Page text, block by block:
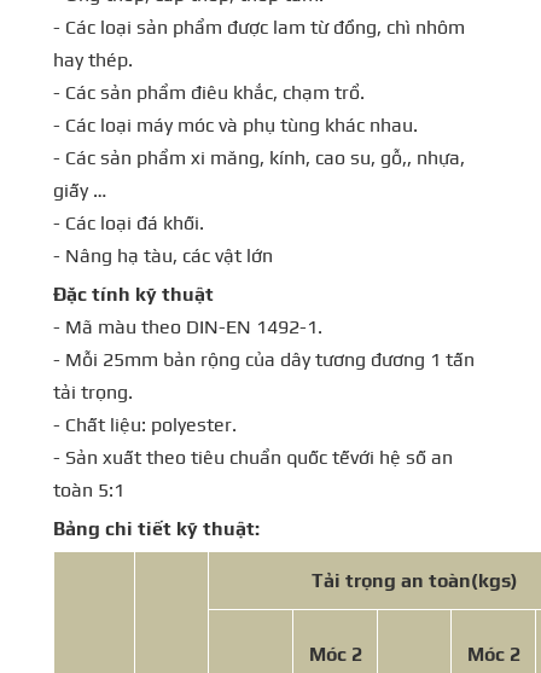
- Các loại sản phẩm được lam từ đồng, chì nhôm
hay thép.
- Các sản phẩm điêu khắc, chạm trổ.
- Các loại máy móc và phụ tùng khác nhau.
- Các sản phẩm xi măng, kính, cao su, gỗ,, nhựa,
giấy …
- Các loại đá khối.
- Nâng hạ tàu, các vật lớn
Đặc tính kỹ thuật
- Mã màu theo DIN-EN 1492-1.
- Mỗi 25mm bản rộng của dây tương đương 1 tấn
tải trọng.
- Chất liệu: polyester.
- Sản xuất theo tiêu chuẩn quốc tếvới hệ số an
toàn 5:1
Bảng chi tiết kỹ thuật:
Tải trọng an toàn(kgs)
Móc 2
Móc 2